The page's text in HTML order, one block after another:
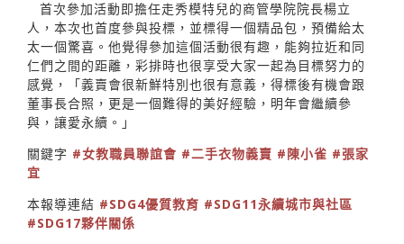
首次參加活動即擔任走秀模特兒的商管學院院長楊立
人，本次也首度參與投標，並標得一個精品包，預備給太
太一個驚喜。他覺得參加這個活動很有趣，能夠拉近和同
仁們之間的距離，彩排時也很享受大家一起為目標努力的
感覺，「義賣會很新鮮特別也很有意義，得標後有機會跟
董事長合照，更是一個難得的美好經驗，明年會繼續參
與，讓愛永續。」
關鍵字 #女教職員聯誼會 #二手衣物義賣 #陳小雀 #張家
宜
本報導連結 #SDG4優質教育 #SDG11永續城市與社區
#SDG17夥伴關係